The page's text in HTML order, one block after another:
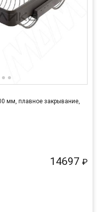
мм, плавное закрывание,
14697 ₽